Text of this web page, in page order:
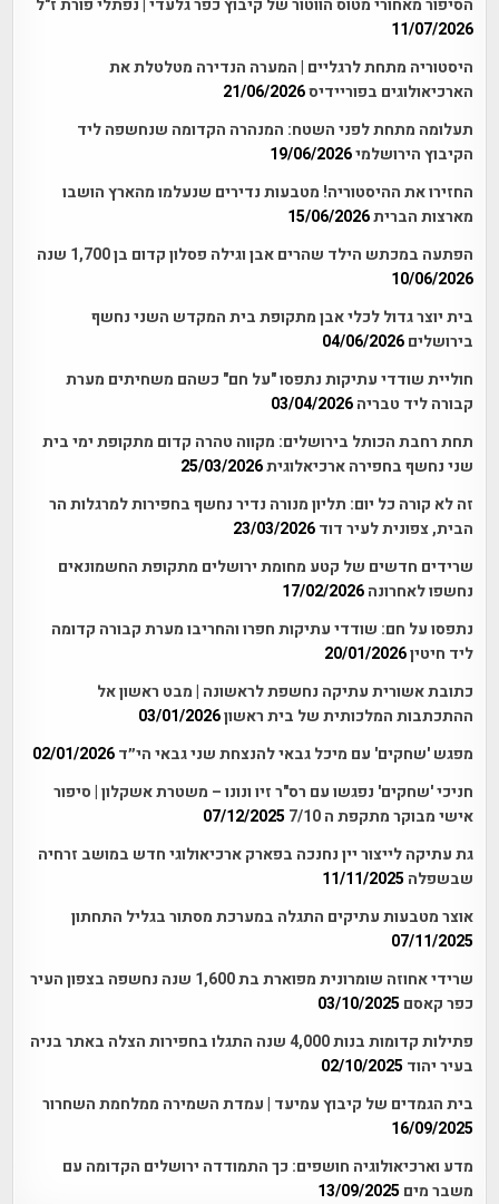
הסיפור מאחורי מטוס הווטור של קיבוץ כפר גלעדי | נפתלי פורת ז"ל
11/07/2026
היסטוריה מתחת לרגליים | המערה הנדירה מטלטלת את
הארכיאולוגים בפוריידיס21/06/2026
תעלומה מתחת לפני השטח: המנהרה הקדומה שנחשפה ליד
הקיבוץ הירושלמי19/06/2026
החזירו את ההיסטוריה! מטבעות נדירים שנעלמו מהארץ הושבו
מארצות הברית15/06/2026
הפתעה במכתש הילד שהרים אבן וגילה פסלון קדום בן 1,700 שנה
10/06/2026
בית יוצר גדול לכלי אבן מתקופת בית המקדש השני נחשף
בירושלים 04/06/2026
חוליית שודדי עתיקות נתפסו "על חם" כשהם משחיתים מערת
קבורה ליד טבריה 03/04/2026
תחת רחבת הכותל בירושלים: מקווה טהרה קדום מתקופת ימי בית
שני נחשף בחפירה ארכיאלוגית25/03/2026
זה לא קורה כל יום: תליון מנורה נדיר נחשף בחפירות למרגלות הר
הבית, צפונית לעיר דוד 23/03/2026
שרידים חדשים של קטע מחומת ירושלים מתקופת החשמונאים
נחשפו לאחרונה 17/02/2026
נתפסו על חם: שודדי עתיקות חפרו והחריבו מערת קבורה קדומה
ליד חיטין20/01/2026
כתובת אשורית עתיקה נחשפת לראשונה | מבט ראשון אל
ההתכתבות המלכותית של בית ראשון03/01/2026
מפגש 'שחקים' עם מיכל גבאי להנצחת שני גבאי הי״ד 02/01/2026
חניכי 'שחקים' נפגשו עם רס"ר זיו ונונו – משטרת אשקלון | סיפור
אישי מבוקר מתקפת ה 7/10
07/12/2025
גת עתיקה לייצור יין נחנכה בפארק ארכיאולוגי חדש במושב זרחיה
שבשפלה 11/11/2025
אוצר מטבעות עתיקים התגלה במערכת מסתור בגליל התחתון
07/11/2025
שרידי אחוזה שומרונית מפוארת בת 1,600 שנה נחשפה בצפון העיר
כפר קאסם 03/10/2025
פתילות קדומות בנות 4,000 שנה התגלו בחפירות הצלה באתר בניה
בעיר יהוד 02/10/2025
בית הגמדים של קיבוץ עמיעד | עמדת השמירה ממלחמת השחרור
16/09/2025
מדע וארכיאולוגיה חושפים: כך התמודדה ירושלים הקדומה עם
משבר מים 13/09/2025